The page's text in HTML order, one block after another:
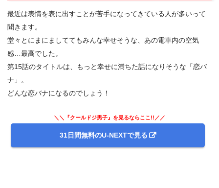
最近は表情を表に出すことが苦手になってきている人が多いって
聞きます。
堂々とにまにましててもみんな幸せそうな、あの電車内の空気
感…最高でした。
第15話のタイトルは、もっと幸せに満ちた話になりそうな「恋バ
ナ」。
どんな恋バナになるのでしょう！
＼＼『クールドジ男子』を見るならここ!!／／
31日間無料のU-NEXTで見る